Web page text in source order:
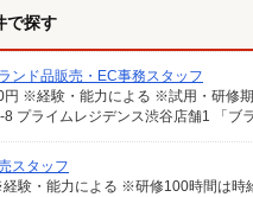
で探す
ンド品販売・EC事務スタッフ
プライムレジデンス渋谷店舗1 「ブ
スタッフ
験・能力による ※研修100時間は時